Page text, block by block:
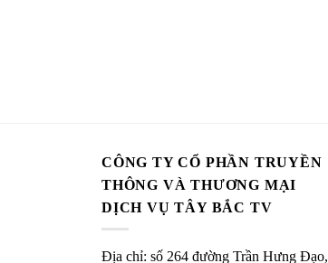
CÔNG TY CỔ PHẦN TRUYỀN
THÔNG VÀ THƯƠNG MẠI
DỊCH VỤ TÂY BẮC TV
Địa chỉ: số 264 đường Trần Hưng Đạo,